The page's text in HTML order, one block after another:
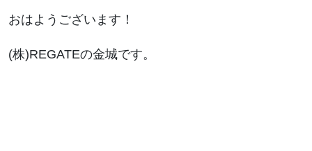
おはようございます！
(株)REGATEの金城です。